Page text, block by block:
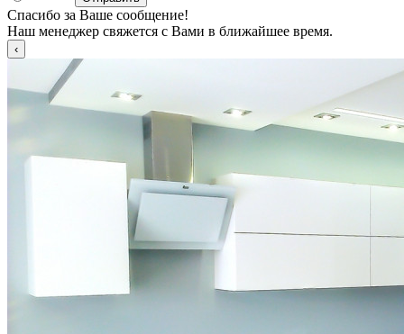
Спасибо за Ваше сообщение!
Наш менеджер свяжется с Вами в ближайшее время.